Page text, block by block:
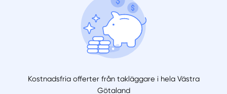
Kostnadsfria offerter från takläggare i hela Västra
Götaland